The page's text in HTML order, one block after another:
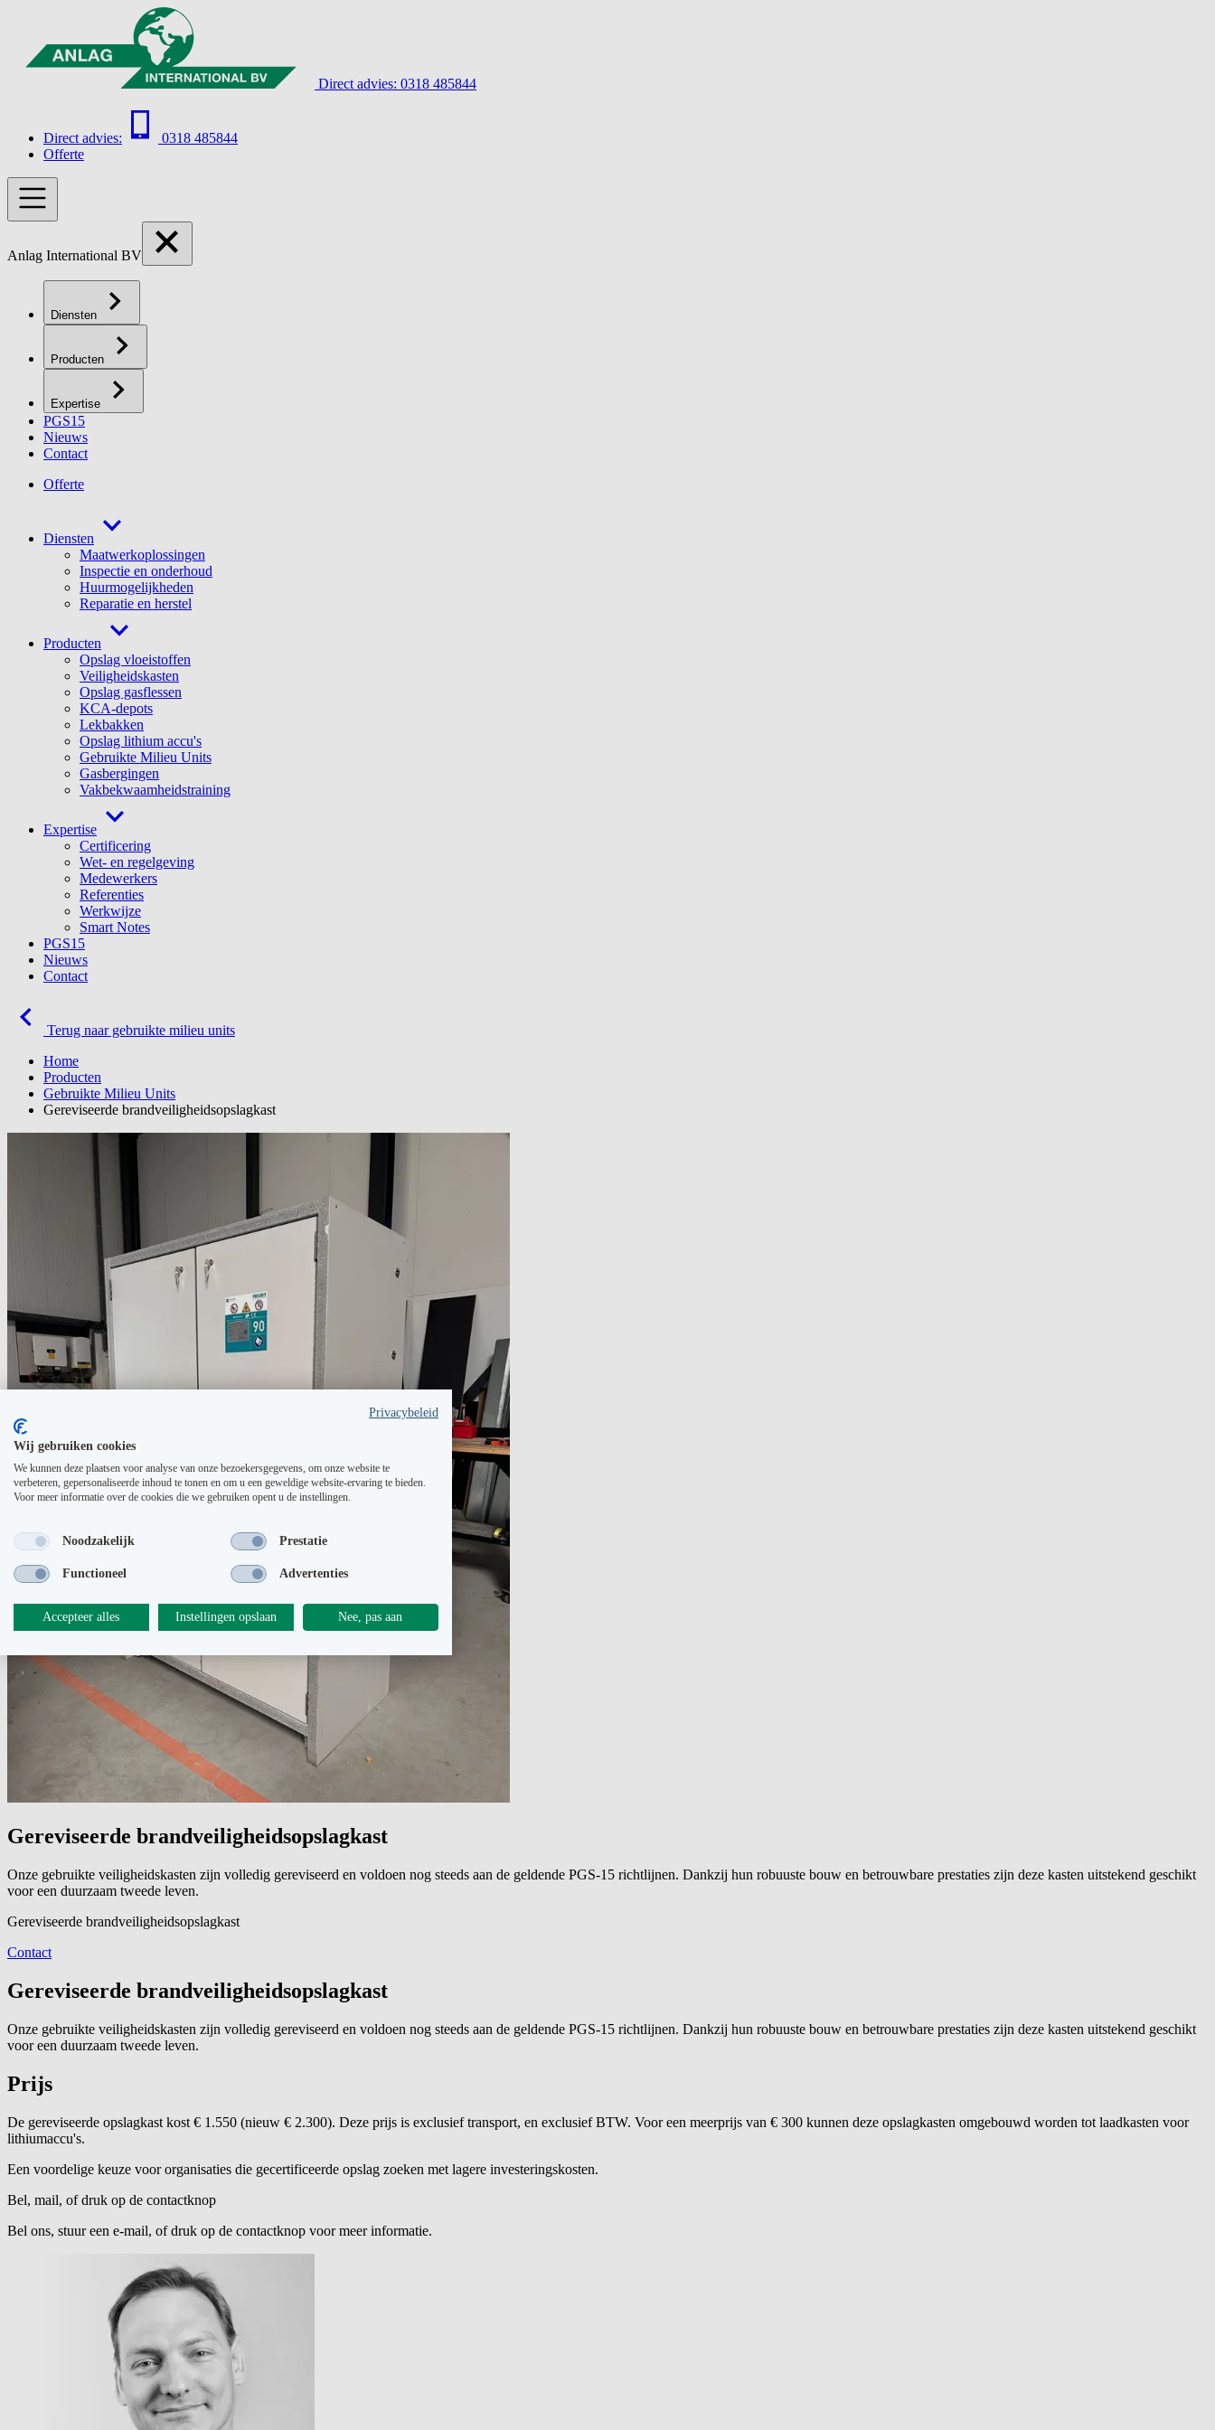
Direct advies: 0318 485844
Direct advies:
0318 485844
Offerte
Anlag International BV
Diensten
Producten
Expertise
PGS15
Nieuws
Contact
Offerte
Diensten
Maatwerkoplossingen
Inspectie en onderhoud
Huurmogelijkheden
Reparatie en herstel
Producten
Opslag vloeistoffen
Veiligheidskasten
Opslag gasflessen
KCA-depots
Lekbakken
Opslag lithium accu's
Gebruikte Milieu Units
Gasbergingen
Vakbekwaamheidstraining
Expertise
Certificering
Wet- en regelgeving
Medewerkers
Referenties
Werkwijze
Smart Notes
PGS15
Nieuws
Contact
Terug naar gebruikte milieu units
Home
Producten
Gebruikte Milieu Units
Gereviseerde brandveiligheidsopslagkast
Gereviseerde brandveiligheidsopslagkast
Onze gebruikte veiligheidskasten zijn volledig gereviseerd en voldoen nog steeds aan de geldende PGS‑15 richtlijnen. Dankzij hun robuuste bouw en betrouwbare prestaties zijn deze kasten uitstekend geschikt
voor een duurzaam tweede leven.
Gereviseerde brandveiligheidsopslagkast
Contact
Gereviseerde brandveiligheidsopslagkast
Onze gebruikte veiligheidskasten zijn volledig gereviseerd en voldoen nog steeds aan de geldende PGS‑15 richtlijnen. Dankzij hun robuuste bouw en betrouwbare prestaties zijn deze kasten uitstekend geschikt
voor een duurzaam tweede leven.
Prijs
De gereviseerde opslagkast kost € 1.550 (nieuw € 2.300). Deze prijs is exclusief transport, en exclusief BTW. Voor een meerprijs van € 300 kunnen deze opslagkasten omgebouwd worden tot laadkasten voor
lithiumaccu's.
Een voordelige keuze voor organisaties die gecertificeerde opslag zoeken met lagere investeringskosten.
Bel, mail, of druk op de contactknop
Bel ons, stuur een e-mail, of druk op de contactknop voor meer informatie.
Privacybeleid
Wij gebruiken cookies
We kunnen deze plaatsen voor analyse van onze bezoekersgegevens, om onze website te
verbeteren, gepersonaliseerde inhoud te tonen en om u een geweldige website-ervaring te bieden.
Voor meer informatie over de cookies die we gebruiken opent u de instellingen.
Noodzakelijk Prestatie
Functioneel Advertenties
Accepteer alles Instellingen opslaan Nee, pas aan